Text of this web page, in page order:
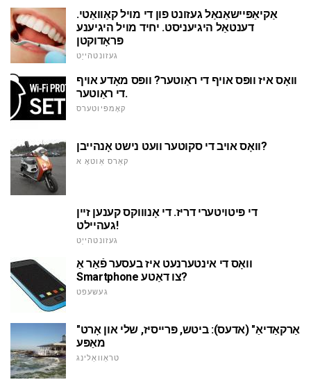
אַקיאַפּיישאַנאַל געזונט פון די מויל קאַוואַטי.
דענטאַל היגיעניסט. יחיד מויל היגיענע
פּראָדוקטן
געזונטהייַט
וואָס איז וופּס אויף די ראַוטער? וופּס מאָדע אויף
די ראַוטער.
קאָמפּיוטערס
וואָס אויב די סקוטער וועט נישט אָנהייבן?
קאַרס אַוטאָ א
די פּיטויטערי דריז. די אָנוווקס קענען זיין
געהיילט!
געזונטהייַט
וואָס די אינטערנעט איז בעסער פֿאַר אַ
Smartphone צו דאַטע?
געשעפט
"אַרקאַדיאַ" (אדעס): ביטש, פּרייסיז, שלי און אָרט
מאַפּע
טראַוואַלינג